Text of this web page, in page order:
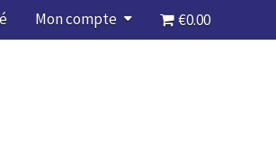
Mon compte €0.00